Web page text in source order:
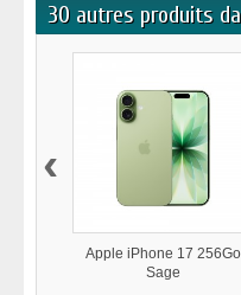
30 autres produits
Apple iPhone 17 256Go
Sage
‹